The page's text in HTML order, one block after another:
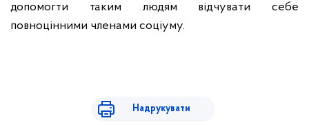
допомогти таким людям відчувати себе
повноцінними членами соціуму.
Надрукувати